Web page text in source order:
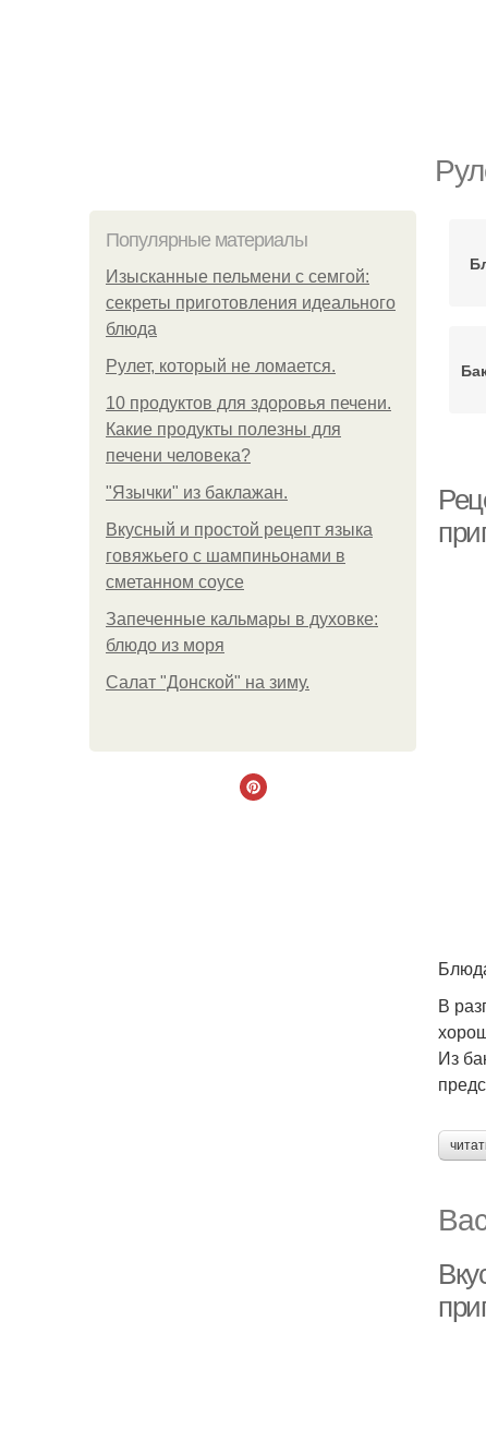
Популярные материалы
Изысканные пельмени с семгой:
секреты приготовления идеального
блюда
Рулет, который не ломается.
10 продуктов для здоровья печени.
Какие продукты полезны для
печени человека?
"Язычки" из баклажан.
Вкусный и простой рецепт языка
говяжьего с шампиньонами в
сметанном соусе
Запеченные кальмары в духовке:
блюдо из моря
Салат "Донской" на зиму.
В
Из